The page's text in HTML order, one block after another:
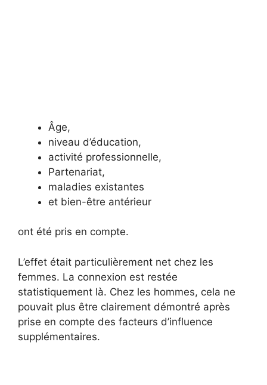
Âge,
niveau d’éducation,
activité professionnelle,
Partenariat,
maladies existantes
et bien-être antérieur
ont été pris en compte.
L’effet était particulièrement net chez les
femmes. La connexion est restée
statistiquement là. Chez les hommes, cela ne
pouvait plus être clairement démontré après
prise en compte des facteurs d’influence
supplémentaires.